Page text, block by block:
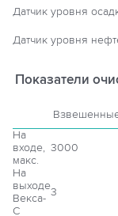
Датчик уровня
Датчик уровня
Показатели
На
входе,
макс.
3000
На
выходе
Векса-
С
3